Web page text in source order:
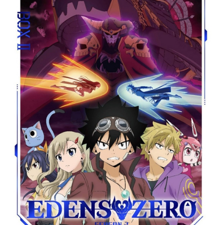
田美波谷口はるみ：藤井ゆきよ桃木
野姫子：久保ユリカ水沢まつり：井
澤詩織丸田加代：葉山いくみスタッ
フ原作：サブロウタ（コミック百合
姫／一迅社刊）監督：高橋丈夫シリ
ーズ構成：ハヤシナオキキャラクタ
ーデザイン・総作画監督：伊集院い
づろ音楽制作：ランティスプロデュ
ース：インフィニットアニメーショ
ン制作：パッショーネ主題歌OP：
「アザレア」nano.RIPEED：「Dear
Teardrop」MiaREGINA公開開始年＆
季節2018冬アニメ(C)サブロウタ・一
迅社/citrus製作委員会TVアニメ『citr
us』公式サイト『citrus』公式Twitte
r 「citrus」のグッズを探す動画配信
情報【PR】※本ページは動画配信サ
ービスのプロモーションが含まれて
います。※詳細や最新の配信情報は
配信サービス公式サイトをご...